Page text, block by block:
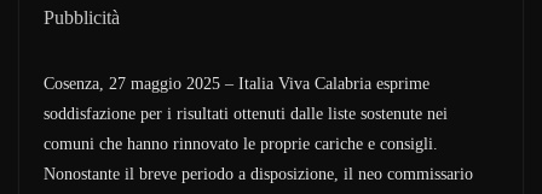
Pubblicità
Cosenza, 27 maggio 2025 – Italia Viva Calabria esprime
soddisfazione per i risultati ottenuti dalle liste sostenute nei
comuni che hanno rinnovato le proprie cariche e consigli.
Nonostante il breve periodo a disposizione, il neo commissario